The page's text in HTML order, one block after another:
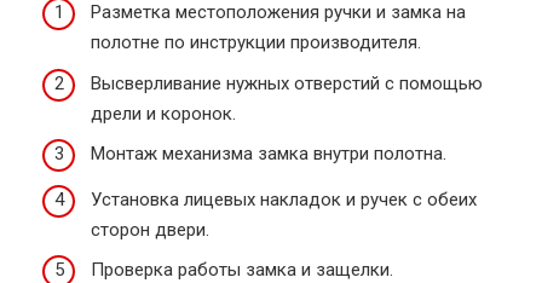
Разметка местоположения ручки и замка на
полотне по инструкции производителя.
Высверливание нужных отверстий с помощью
дрели и коронок.
Монтаж механизма замка внутри полотна.
Установка лицевых накладок и ручек с обеих
сторон двери.
Проверка работы замка и защелки.